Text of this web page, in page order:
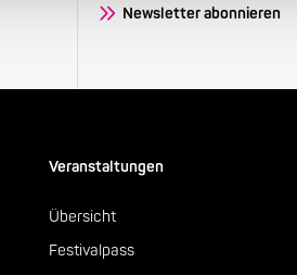
Newsletter abonnieren
Veranstaltungen
Übersicht
Festivalpass